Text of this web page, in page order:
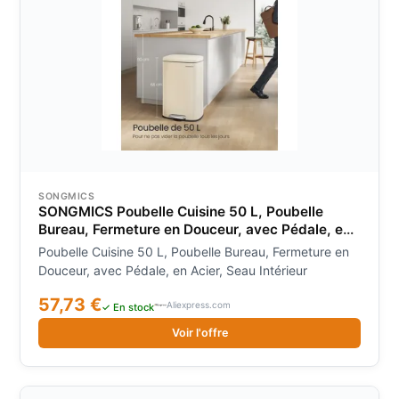
SONGMICS
SONGMICS Poubelle Cuisine 50 L, Poubelle
Bureau, Fermeture en Douceur, avec Pédale, en
Acier, Seau Intérieur
Poubelle Cuisine 50 L, Poubelle Bureau, Fermeture en
Douceur, avec Pédale, en Acier, Seau Intérieur
57,73 €✓ En stock Aliexpress.com
Voir l'offre